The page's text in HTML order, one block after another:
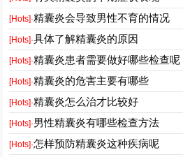
[Hots]·精囊炎会导致男性不育的情况
[Hots]·具体了解精囊炎的原因
[Hots]·精囊炎患者需要做好哪些检查呢
[Hots]·精囊炎的危害主要有哪些
[Hots]·精囊炎怎么治才比较好
[Hots]·男性精囊炎有哪些检查方法
[Hots]·怎样预防精囊炎这种疾病呢